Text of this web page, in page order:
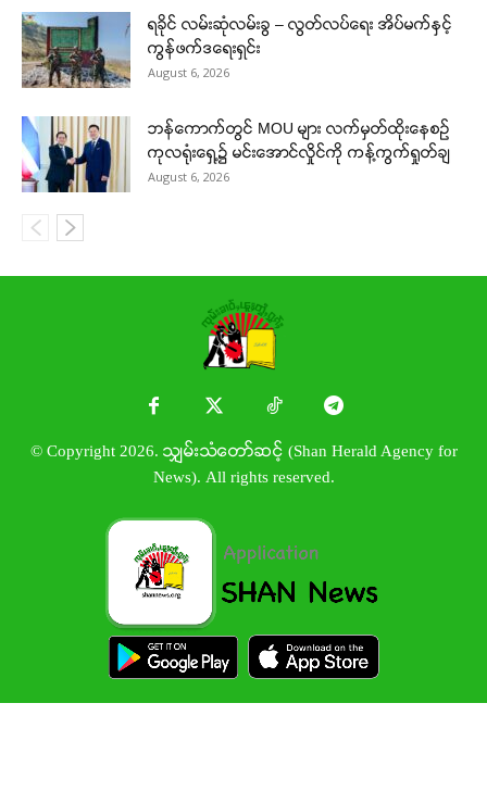
ရခိုင် လမ်းဆုံလမ်းခွ – လွတ်လပ်ရေး အိပ်မက်နှင့်
ကွန်ဖက်ဒရေးရှင်း
August 6, 2026
ဘန်ကောက်တွင် MOU များ လက်မှတ်ထိုးနေစဉ်
ကုလရုံးရှေ့၌ မင်းအောင်လှိုင်ကို ကန့်ကွက်ရှုတ်ချ
August 6, 2026
© Copyright 2026. သျှမ်းသံတော်ဆင့် (Shan Herald Agency for
News). All rights reserved.